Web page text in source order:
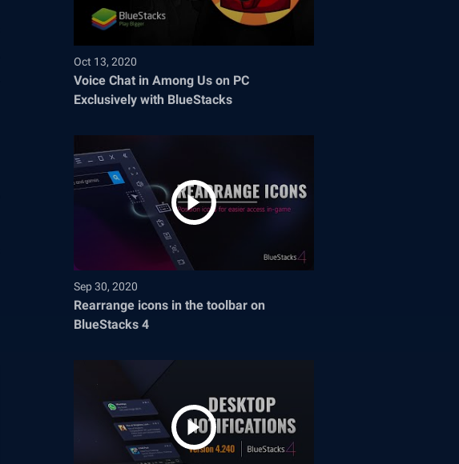
Oct 13, 2020
Voice Chat in Among Us on PC
Exclusively with BlueStacks
Sep 30, 2020
Rearrange icons in the toolbar on
BlueStacks 4